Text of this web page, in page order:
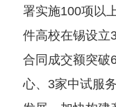
署实施100项以
件高校在锡设立
合同成交额突破
心、3家中试服